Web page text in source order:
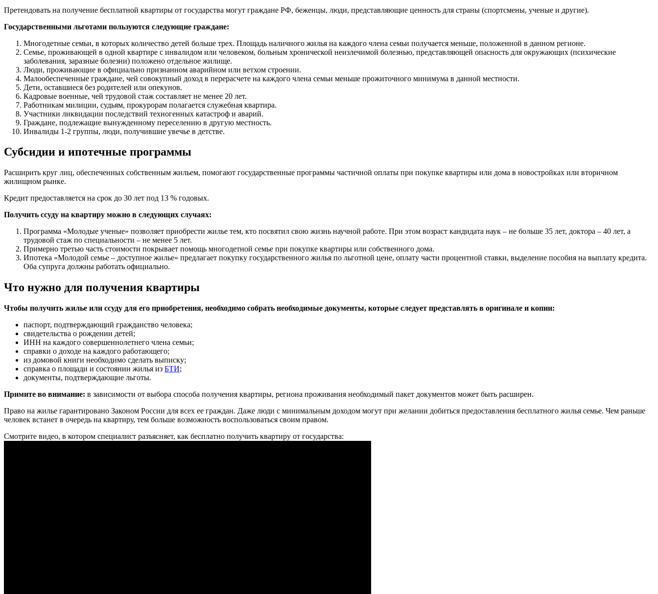
Претендовать на получение бесплатной квартиры от государства могут граждане РФ, беженцы, люди, представляющие ценность для страны (спортсмены, ученые и другие).
Государственными льготами пользуются следующие граждане:
Многодетные семьи, в которых количество детей больше трех. Площадь наличного жилья на каждого члена семьи получается меньше, положенной в данном регионе.
Семье, проживающей в одной квартире с инвалидом или человеком, больным хронической неизлечимой болезнью, представляющей опасность для окружающих (психические
заболевания, заразные болезни) положено отдельное жилище.
Люди, проживающие в официально признанном аварийном или ветхом строении.
Малообеспеченные граждане, чей совокупный доход в перерасчете на каждого члена семьи меньше прожиточного минимума в данной местности.
Дети, оставшиеся без родителей или опекунов.
Кадровые военные, чей трудовой стаж составляет не менее 20 лет.
Работникам милиции, судьям, прокурорам полагается служебная квартира.
Участники ликвидации последствий техногенных катастроф и аварий.
Граждане, подлежащие вынужденному переселению в другую местность.
Инвалиды 1-2 группы, люди, получившие увечье в детстве.
Субсидии и ипотечные программы
Расширить круг лиц, обеспеченных собственным жильем, помогают государственные программы частичной оплаты при покупке квартиры или дома в новостройках или вторичном
жилищном рынке.
Кредит предоставляется на срок до 30 лет под 13 % годовых.
Получить ссуду на квартиру можно в следующих случаях:
Программа «Молодые ученые» позволяет приобрести жилье тем, кто посвятил свою жизнь научной работе. При этом возраст кандидата наук – не больше 35 лет, доктора – 40 лет, а
трудовой стаж по специальности – не менее 5 лет.
Примерно третью часть стоимости покрывает помощь многодетной семье при покупке квартиры или собственного дома.
Ипотека «Молодой семье – доступное жилье» предлагает покупку государственного жилья по льготной цене, оплату части процентной ставки, выделение пособия на выплату кредита.
Оба супруга должны работать официально.
Что нужно для получения квартиры
Чтобы получить жилье или ссуду для его приобретения, необходимо собрать необходимые документы, которые следует представлять в оригинале и копии:
паспорт, подтверждающий гражданство человека;
свидетельства о рождении детей;
ИНН на каждого совершеннолетнего члена семьи;
справки о доходе на каждого работающего;
из домовой книги необходимо сделать выписку;
справка о площади и состоянии жилья из БТИ;
документы, подтверждающие льготы.
Примите во внимание: в зависимости от выбора способа получения квартиры, региона проживания необходимый пакет документов может быть расширен.
Право на жилье гарантировано Законом России для всех ее граждан. Даже люди с минимальным доходом могут при желании добиться предоставления бесплатного жилья семье. Чем раньше
человек встанет в очередь на квартиру, тем больше возможность воспользоваться своим правом.
Смотрите видео, в котором специалист разъясняет, как бесплатно получить квартиру от государства: